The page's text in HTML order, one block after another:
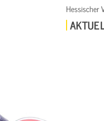
Hessischer Verkehrsspiegel
AKTUELLES